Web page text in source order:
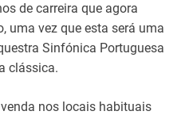
de carreira que agora
uma vez que esta será uma
Sinfónica Portuguesa
clássica.
nos locais habituais